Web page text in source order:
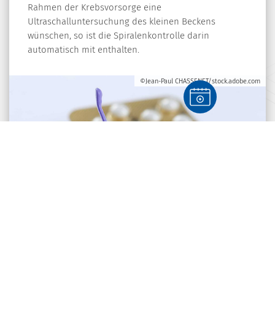
Rahmen der Krebsvorsorge eine
Ultraschalluntersuchung des kleinen Beckens
wünschen, so ist die Spiralenkontrolle darin
automatisch mit enthalten.
©Jean-Paul CHASSENET/stock.adobe.com